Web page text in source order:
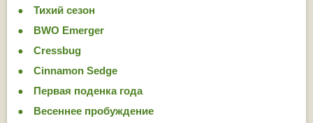
Тихий сезон
BWO Emerger
Cressbug
Cinnamon Sedge
Первая поденка года
Весеннее пробуждение